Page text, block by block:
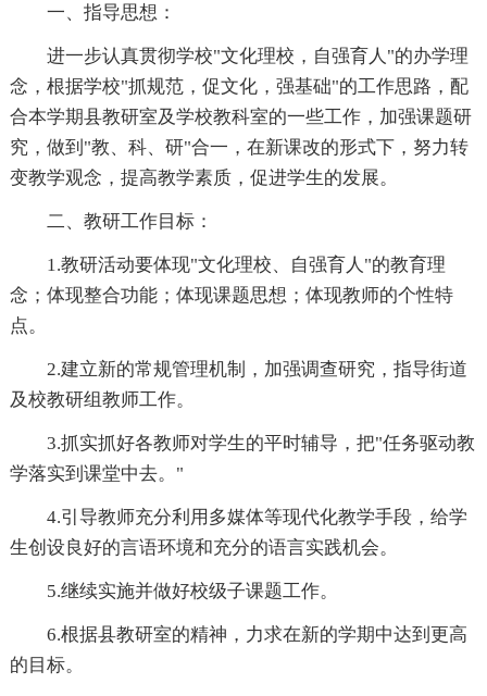
一、指导思想：
进一步认真贯彻学校"文化理校，自强育人"的办学理
念，根据学校"抓规范，促文化，强基础"的工作思路，配
合本学期县教研室及学校教科室的一些工作，加强课题研
究，做到"教、科、研"合一，在新课改的形式下，努力转
变教学观念，提高教学素质，促进学生的发展。
二、教研工作目标：
1.教研活动要体现"文化理校、自强育人"的教育理
念；体现整合功能；体现课题思想；体现教师的个性特
点。
2.建立新的常规管理机制，加强调查研究，指导街道
及校教研组教师工作。
3.抓实抓好各教师对学生的平时辅导，把"任务驱动教
学落实到课堂中去。"
4.引导教师充分利用多媒体等现代化教学手段，给学
生创设良好的言语环境和充分的语言实践机会。
5.继续实施并做好校级子课题工作。
6.根据县教研室的精神，力求在新的学期中达到更高
的目标。